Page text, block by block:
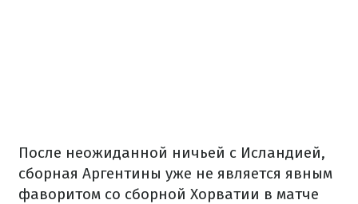
После неожиданной ничьей с Исландией,
сборная Аргентины уже не является явным
фаворитом со сборной Хорватии в матче